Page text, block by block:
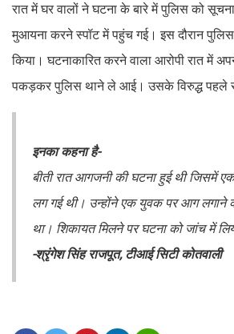
रात में घर वालों ने घटना के बारे में पुलिस को
मुआयना करने स्पॉट में पहुंच गई। इस दौरान
किया। घटनाकारित करने वाला आरोपी रात में
पकड़कर पुलिस थाने ले आई। उसके विरुद्ध पहले
इनका कहना है-
बीती रात आगजनी की घटना हुई थी जिसमें
लग गई थी। उन्होंने एक युवक पर आग लगाने
था। शिकायत मिलने पर घटना को जांच में
-श्रृंगेश सिंह राजपूत, टीआई सिटी कोतवाली